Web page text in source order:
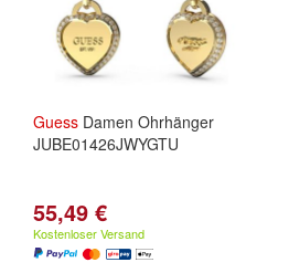
Guess Damen Ohrhänger
JUBE01426JWYGTU
55,49 €
Kostenloser Versand